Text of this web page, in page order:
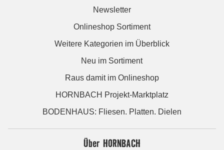
Newsletter
Onlineshop Sortiment
Weitere Kategorien im Überblick
Neu im Sortiment
Raus damit im Onlineshop
HORNBACH Projekt-Marktplatz
BODENHAUS: Fliesen. Platten. Dielen
Über HORNBACH